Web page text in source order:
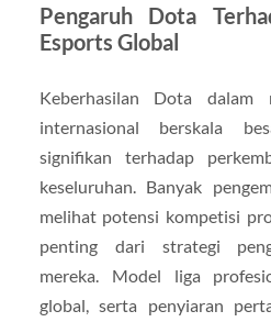
Pengaruh Dota
Esports Global
Keberhasilan Dota dalam
internasional berskala
signifikan terhadap
keseluruhan. Banyak
melihat potensi kompetisi
penting dari strategi
mereka. Model liga
global, serta penyiaran